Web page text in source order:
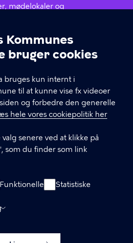
Kommunes
bruger cookies
bruges kun internt i
til at kunne vise fx videoer
og forbedre den generelle
hele vores cookiepolitik her
senere ved at klikke på
som du finder som link
Funktionelle Statistiske
mødelokaler og
Plads 3
nyhedsbrev